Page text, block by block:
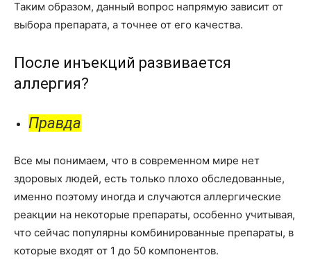
Таким образом, данный вопрос напрямую зависит от
выбора препарата, а точнее от его качества.
После инъекций развивается
аллергия?
Правда
Все мы понимаем, что в современном мире нет
здоровых людей, есть только плохо обследованные,
именно поэтому иногда и случаются аллергические
реакции на некоторые препараты, особенно учитывая,
что сейчас популярны комбинированные препараты, в
которые входят от 1 до 50 компонентов.